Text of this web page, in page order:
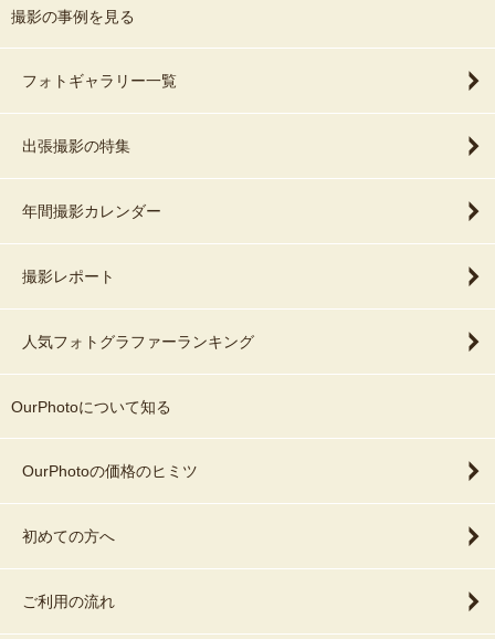
撮影の事例を見る
フォトギャラリー一覧
出張撮影の特集
年間撮影カレンダー
撮影レポート
人気フォトグラファーランキング
OurPhotoについて知る
OurPhotoの価格のヒミツ
初めての方へ
ご利用の流れ